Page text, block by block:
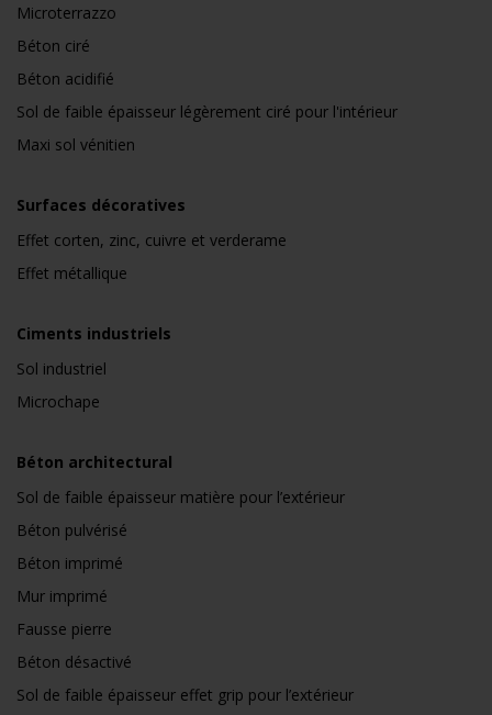
Microterrazzo
Béton ciré
Béton acidifié
Sol de faible épaisseur légèrement ciré pour l'intérieur
Maxi sol vénitien
Surfaces décoratives
Effet corten, zinc, cuivre et verderame
Effet métallique
Ciments industriels
Sol industriel
Microchape
Béton architectural
Sol de faible épaisseur matière pour l’extérieur
Béton pulvérisé
Béton imprimé
Mur imprimé
Fausse pierre
Béton désactivé
Sol de faible épaisseur effet grip pour l’extérieur